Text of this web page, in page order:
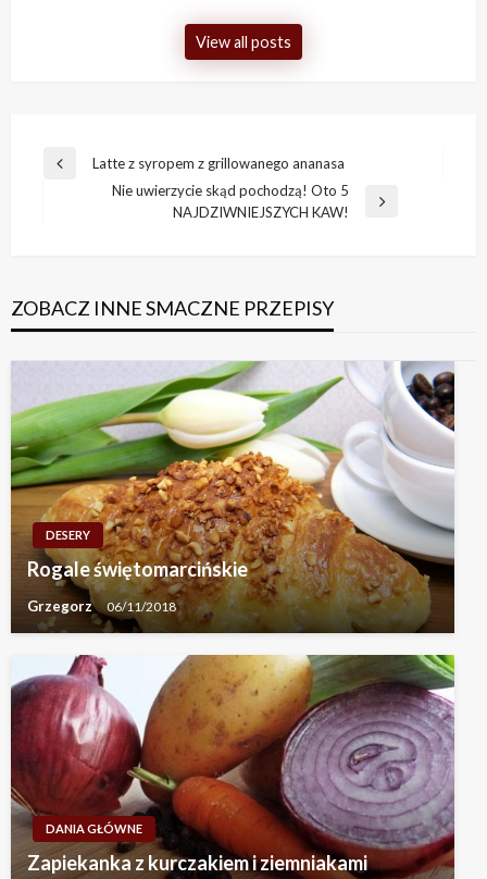
View all posts
Nawigacja
Previous
Latte z syropem z grillowanego ananasa
Nie uwierzycie skąd pochodzą! Oto 5
NAJDZIWNIEJSZYCH KAW!
ZOBACZ INNE SMACZNE PRZEPISY
DESERY
Rogale świętomarcińskie
Grzegorz 06/11/2018
DANIA GŁÓWNE
Zapiekanka z kurczakiem i ziemniakami